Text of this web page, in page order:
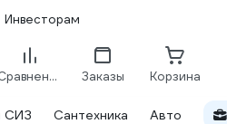
Инвесторам
Сравнение Заказы Корзина
СИЗ Сантехника Авто